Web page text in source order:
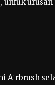
, untuk